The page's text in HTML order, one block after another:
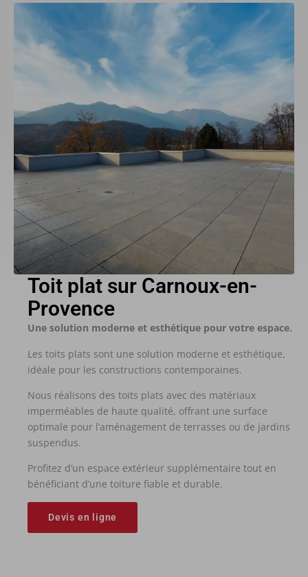
Toit plat sur Carnoux-en-
Provence
Une solution moderne et esthétique pour votre espace.
Les toits plats sont une solution moderne et esthétique,
idéale pour les constructions contemporaines.
Nous réalisons des toits plats avec des matériaux
imperméables de haute qualité, offrant une surface
optimale pour l’aménagement de terrasses ou de jardins
suspendus.
Profitez d’un espace extérieur supplémentaire tout en
bénéficiant d’une toiture fiable et durable.
Devis en ligne